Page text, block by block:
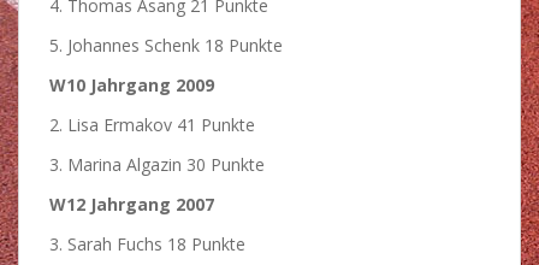
4. Thomas Asang 21 Punkte
5. Johannes Schenk 18 Punkte
W10 Jahrgang 2009
2. Lisa Ermakov 41 Punkte
3. Marina Algazin 30 Punkte
W12 Jahrgang 2007
3. Sarah Fuchs 18 Punkte